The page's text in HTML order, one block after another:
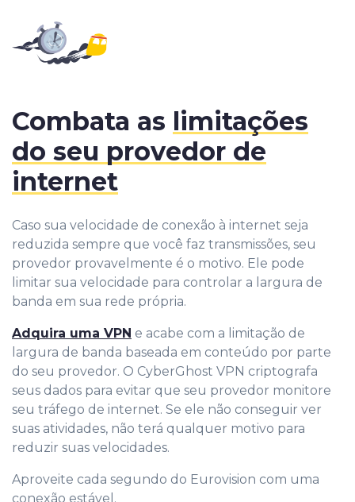
Caso sua velocidade de conexão à internet seja
reduzida sempre que você faz transmissões, seu
provedor provavelmente é o motivo. Ele pode
limitar sua velocidade para controlar a largura de
banda em sua rede própria.
Adquira uma VPN e acabe com a limitação de
largura de banda baseada em conteúdo por parte
do seu provedor. O CyberGhost VPN criptografa
seus dados para evitar que seu provedor monitore
seu tráfego de internet. Se ele não conseguir ver
suas atividades, não terá qualquer motivo para
reduzir suas velocidades.
Aproveite cada segundo do Eurovision com uma
conexão estável.
Combata as limitações
do seu provedor de
internet